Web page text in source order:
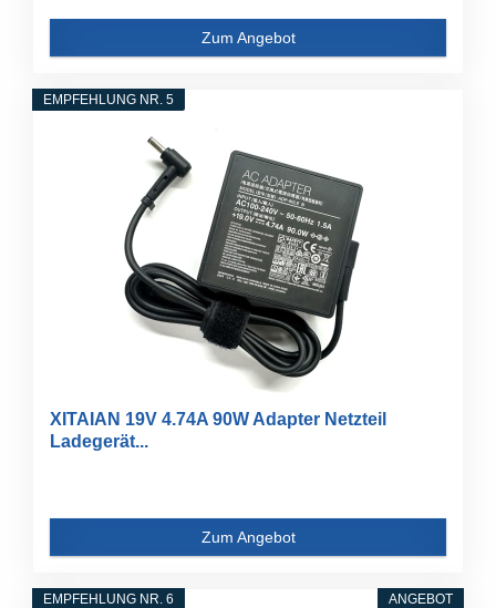
Zum Angebot
EMPFEHLUNG NR. 5
XITAIAN 19V 4.74A 90W Adapter Netzteil
Ladegerät...
Zum Angebot
ANGEBOT
EMPFEHLUNG NR. 6